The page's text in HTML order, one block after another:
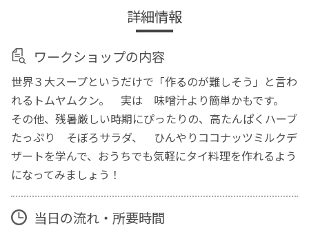
詳細情報
ワークショップの内容
世界３大スープというだけで「作るのが難しそう」と言わ
れるトムヤムクン。 実は 味噌汁より簡単かもです。
その他、残暑厳しい時期にぴったりの、高たんぱくハーブ
たっぷり そぼろサラダ、 ひんやりココナッツミルクデ
ザートを学んで、おうちでも気軽にタイ料理を作れるよう
になってみましょう！
当日の流れ・所要時間